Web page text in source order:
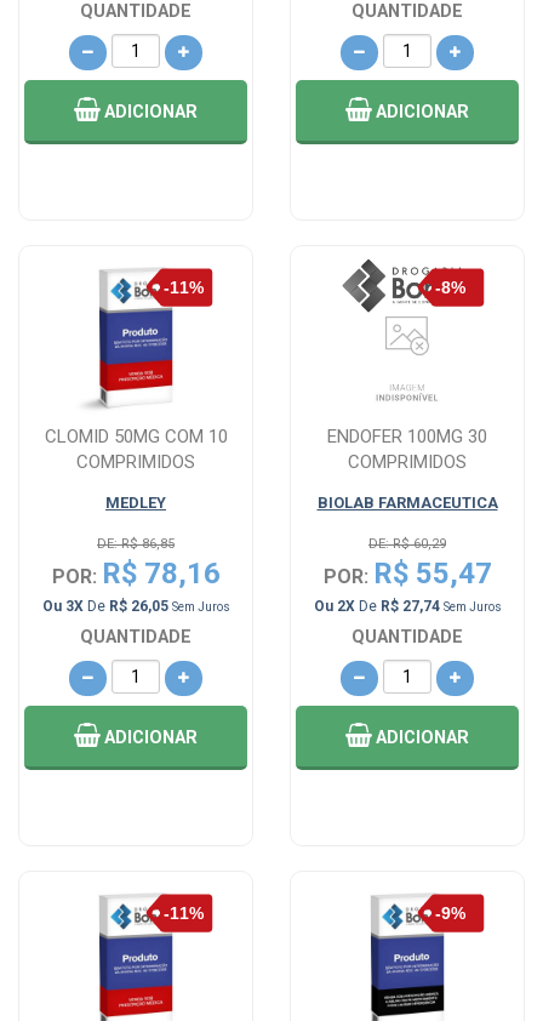
QUANTIDADE
ADICIONAR
QUANTIDADE
ADICIONAR
CLOMID 50MG COM 10
COMPRIMIDOS
MEDLEY
DE: R$ 86,85
POR: R$ 78,16
Ou 3XDe R$ 26,05 Sem Juros
QUANTIDADE
ADICIONAR
ENDOFER 100MG 30
COMPRIMIDOS
BIOLAB FARMACEUTICA
DE: R$ 60,29
POR: R$ 55,47
Ou 2XDe R$ 27,74 Sem Juros
QUANTIDADE
ADICIONAR